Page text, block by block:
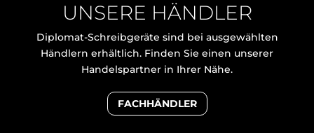
UNSERE HÄNDLER
Diplomat-Schreibgeräte sind bei ausgewählten
Händlern erhältlich. Finden Sie einen unserer
Handelspartner in Ihrer Nähe.
FACHHÄNDLER